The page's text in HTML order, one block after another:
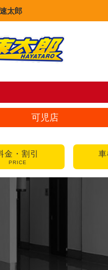
太郎
可児店
金・割引
PRICE